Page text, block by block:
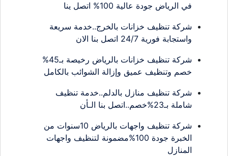
في الرياض جودة عالية 100% اتصل ينا
شركة تنظيف خزانات بالخرج..خدمة سريعة
واستجابة فورية 24/7 اتصل بنا الان
شركة تنظيف خزانات بالرياض رخيصة بـ45%
خصم وتنظيف عميق وإزالة الشوائب بالكامل
شركة تنظيف منازل بالدلم..خدمة تنظيف
شاملة بـ23%خصم..اتصل بنا الـأن
شركة تنظيف واجهات بالرياض 10سنوات من
الخبرة جودة 100%مضمونة لتنظيف واجهات
المنازل